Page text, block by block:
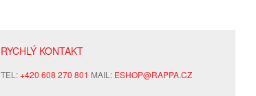
RYCHLÝ KONTAKT
TEL:+420 608 270 801 MAIL: ESHOP@RAPPA.CZ